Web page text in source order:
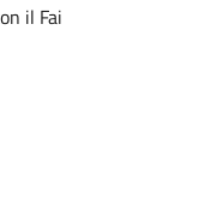
il Fai